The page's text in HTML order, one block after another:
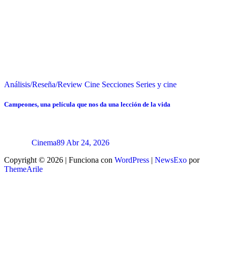
Análisis/Reseña/Review Cine Secciones Series y cine
Campeones, una película que nos da una lección de la vida
Cinema89 Abr 24, 2026
Copyright © 2026 | Funciona con WordPress | NewsExo por
ThemeArile